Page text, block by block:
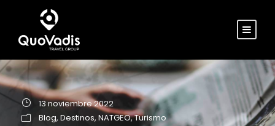
13 noviembre 2022
Blog, Destinos, NATGEO,Turismo